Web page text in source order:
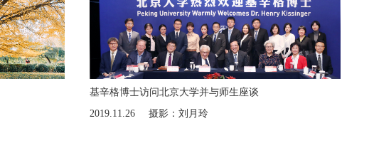
基辛格博士访问北京大学并与师生座谈
2019.11.26
摄影：刘月玲